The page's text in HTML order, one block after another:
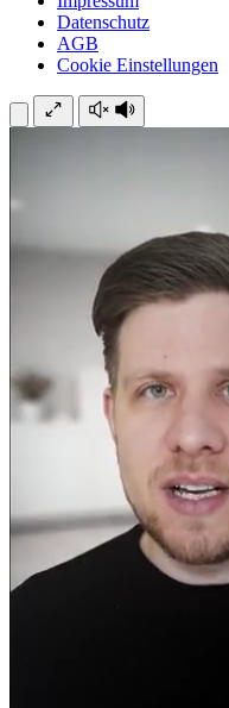
Datenschutz
AGB
Cookie Einstellungen